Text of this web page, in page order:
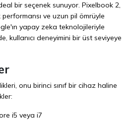
bir seçenek sunuyor. Pixelbook 2,
performansı ve uzun pil ömrüyle
yapay zeka teknolojileriyle
kullanıcı deneyimini bir üst seviyeye
onu birinci sınıf bir cihaz haline
i5 veya i7